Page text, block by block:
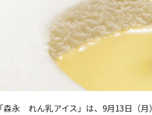
「森永 れん乳アイス」は、9月13日（月